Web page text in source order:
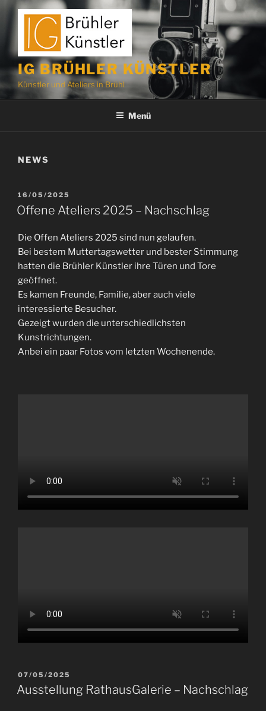
Zum
springen
IG BRÜHLER KÜNSTLER
Künstler und Ateliers in Brühl
Menü
NEWS
VERÖFFENTLICHT
AM
16/05/2025
Offene Ateliers 2025 – Nachschlag
Die Offen Ateliers 2025 sind nun gelaufen.
Bei bestem Muttertagswetter und bester Stimmung
hatten die Brühler Künstler ihre Türen und Tore
geöffnet.
Es kamen Freunde, Familie, aber auch viele
interessierte Besucher.
Gezeigt wurden die unterschiedlichsten
Kunstrichtungen.
Anbei ein paar Fotos vom letzten Wochenende.
VERÖFFENTLICHT
AM
07/05/2025
Ausstellung RathausGalerie – Nachschlag